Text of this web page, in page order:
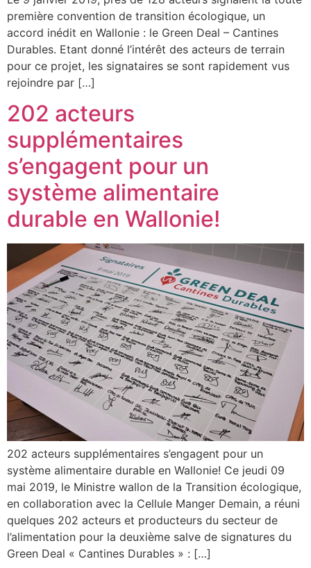
première convention de transition écologique, un
accord inédit en Wallonie : le Green Deal – Cantines
Durables. Etant donné l’intérêt des acteurs de terrain
pour ce projet, les signataires se sont rapidement vus
rejoindre par […]
202 acteurs
supplémentaires
s’engagent pour un
système alimentaire
durable en Wallonie!
202 acteurs supplémentaires s’engagent pour un
système alimentaire durable en Wallonie! Ce jeudi 09
mai 2019, le Ministre wallon de la Transition écologique,
en collaboration avec la Cellule Manger Demain, a réuni
quelques 202 acteurs et producteurs du secteur de
l’alimentation pour la deuxième salve de signatures du
Green Deal « Cantines Durables » : […]